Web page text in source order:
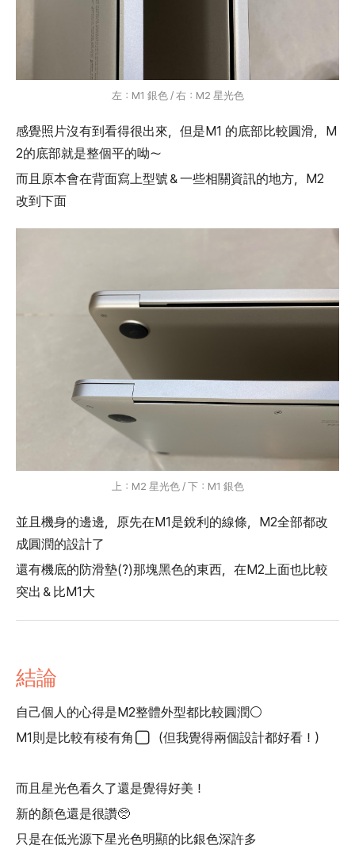
左：M1 銀色 / 右：M2 星光色
感覺照片沒有到看得很出來，但是M1 的底部比較圓滑，M
2的底部就是整個平的呦～
而且原本會在背面寫上型號＆一些相關資訊的地方，M2
改到下面
上：M2 星光色 / 下：M1 銀色
並且機身的邊邊，原先在M1是銳利的線條，M2全部都改
成圓潤的設計了
還有機底的防滑墊(?)那塊黑色的東西，在M2上面也比較
突出＆比M1大
結論
自己個人的心得是M2整體外型都比較圓潤⚪️
M1則是比較有稜有角⬜️（但我覺得兩個設計都好看！）
而且星光色看久了還是覺得好美！
新的顏色還是很讚🥺
只是在低光源下星光色明顯的比銀色深許多